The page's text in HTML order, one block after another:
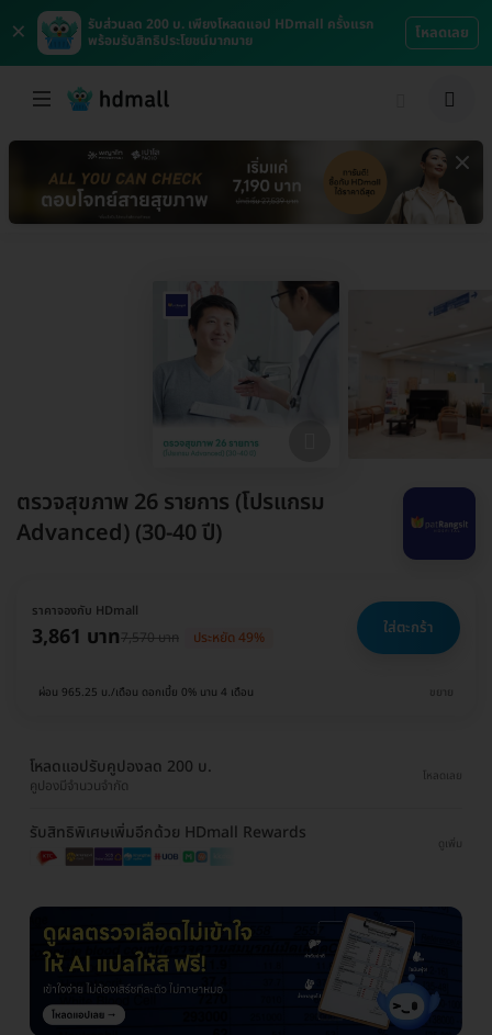
×
รับส่วนลด 200 บ. เพียงโหลดแอป HDmall ครั้งแรก
พร้อมรับสิทธิประโยชน์มากมาย
โหลดเลย
ตรวจสุขภาพ 26 รายการ (โปรแกรม
Advanced) (30-40 ปี)
ราคาจองกับ HDmall
3,861 บาท7,570 บาท ประหยัด 49% ใส่ตะกร้า
ผ่อน 965.25 บ./เดือน ดอกเบี้ย 0% นาน 4 เดือน ขยาย
โหลดแอปรับคูปองลด 200 บ.
คูปองมีจำนวนจำกัด
โหลดเลย
รับสิทธิพิเศษเพิ่มอีกด้วย HDmall Rewards
ดูเพิ่ม